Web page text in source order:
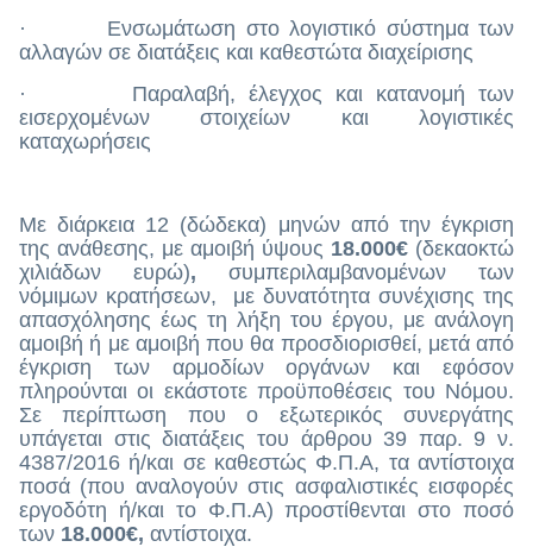
· Ενσωμάτωση στο λογιστικό σύστημα των
αλλαγών σε διατάξεις και καθεστώτα διαχείρισης
· Παραλαβή, έλεγχος και κατανομή των
εισερχομένων στοιχείων και λογιστικές
καταχωρήσεις
Με διάρκεια 12 (δώδεκα) μηνών από την έγκριση
της ανάθεσης, με αμοιβή ύψους 18.000€ (δεκαοκτώ
χιλιάδων ευρώ), συμπεριλαμβανομένων των
νόμιμων κρατήσεων, με δυνατότητα συνέχισης της
απασχόλησης έως τη λήξη του έργου, με ανάλογη
αμοιβή ή με αμοιβή που θα προσδιορισθεί, μετά από
έγκριση των αρμοδίων οργάνων και εφόσον
πληρούνται οι εκάστοτε προϋποθέσεις του Νόμου.
Σε περίπτωση που ο εξωτερικός συνεργάτης
υπάγεται στις διατάξεις του άρθρου 39 παρ. 9 ν.
4387/2016 ή/και σε καθεστώς Φ.Π.Α, τα αντίστοιχα
ποσά (που αναλογούν στις ασφαλιστικές εισφορές
εργοδότη ή/και το Φ.Π.Α) προστίθενται στο ποσό
των 18.000€, αντίστοιχα.